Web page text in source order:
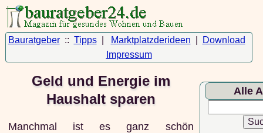
Bauratgeber:: Tipps| Marktplatzderideen
Download
Impressum
Geld und Energie im
Haushalt sparen
Manchmal ist es ganz schön
Alle